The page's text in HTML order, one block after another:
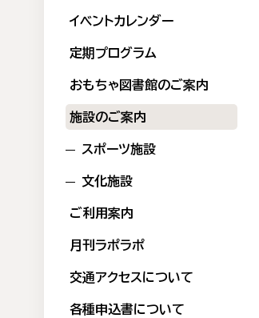
イベントカレンダー
定期プログラム
おもちゃ図書館のご案内
施設のご案内
スポーツ施設
文化施設
ご利用案内
月刊ラポラポ
交通アクセスについて
各種申込書について